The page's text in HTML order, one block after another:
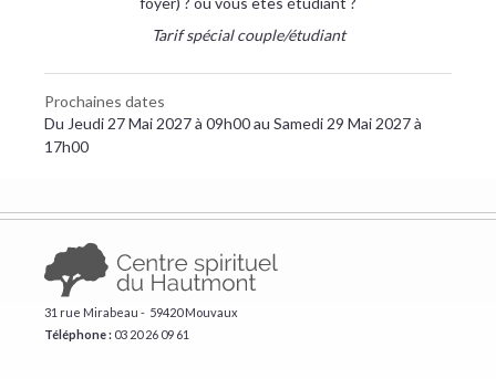
Tarif spécial couple/étudiant
Prochaines dates
Du Jeudi 27 Mai 2027 à 09h00 au Samedi 29 Mai 2027 à
17h00
31 rue Mirabeau - 59420 Mouvaux
Téléphone : ​03 20 26 09 61